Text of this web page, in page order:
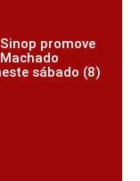
promove
sábado (8)